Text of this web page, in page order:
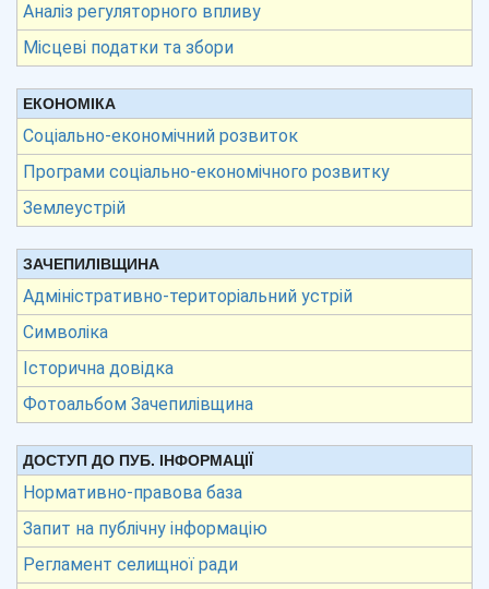
Аналіз регуляторного впливу
Місцеві податки та збори
ЕКОНОМІКА
Соціально-економічний розвиток
Програми соціально-економічного розвитку
Землеустрій
ЗАЧЕПИЛІВЩИНА
Адміністративно-територіальний устрій
Символіка
Історична довідка
Фотоальбом Зачепилівщина
ДОСТУП ДО ПУБ. ІНФОРМАЦІЇ
Нормативно-правова база
Запит на публічну інформацію
Регламент селищної ради